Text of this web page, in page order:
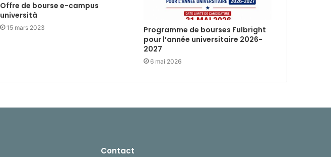
Offre de bourse e-campus
università
15 mars 2023
Programme de bourses Fulbright
pour l’année universitaire 2026-
2027
6 mai 2026
Contact